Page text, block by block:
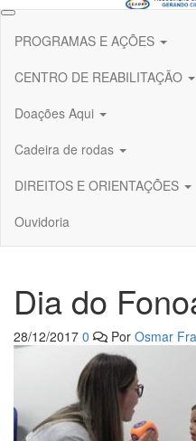
Skip
thePROGRAMAS E AÇÕES
CENTRO DE REABILITAÇÃO
Doações Aqui
Cadeira de rodas
DIREITOS E ORIENTAÇÕES
Ouvidoria
Dia do
28/12/2017 0 Por Osmar